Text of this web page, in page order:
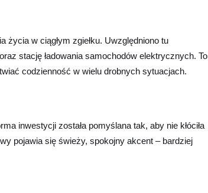
życia w ciągłym zgiełku. Uwzględniono tu
stację ładowania samochodów elektrycznych. To
codzienność w wielu drobnych sytuacjach.
inwestycji została pomyślana tak, aby nie kłóciła
pojawia się świeży, spokojny akcent – bardziej